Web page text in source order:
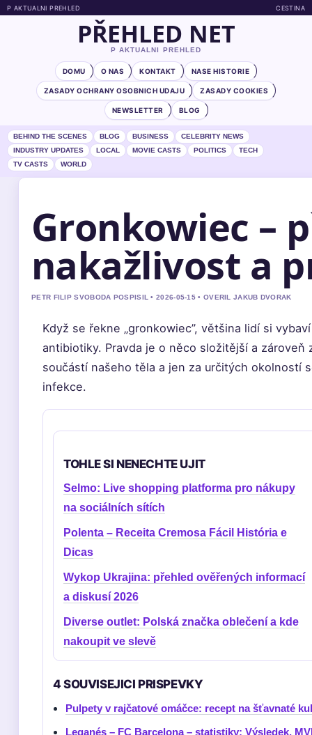
P AKTUALNI PREHLED CESTINA
PŘEHLED NET
P AKTUALNI PREHLED
DOMU O NAS KONTAKT NASE HISTORIE
ZASADY OCHRANY OSOBNICH UDAJU ZASADY COOKIES
NEWSLETTER BLOG
BEHIND THE SCENES BLOG BUSINESS
CELEBRITY NEWS
INDUSTRY UPDATES
LOCAL MOVIE CASTS POLITICS
TECH
TV CASTS
WORLD
Gronkowiec –
nakažlivost a
PETR FILIP SVOBODA POSPISIL • 2026-05-15 • OVERIL JAKUB DVORAK
Když se řekne „gronkowiec”, většina lidí si
antibiotiky. Pravda je o něco složitější a
součástí našeho těla a jen za určitých okolností
infekce.
TOHLE SI NENECHTE UJIT
Selmo: Live shopping platforma pro nákupy
na sociálních sítích
Polenta – Receita Cremosa Fácil História e
Dicas
Wykop Ukrajina: přehled ověřených informací
a diskusí 2026
Diverse outlet: Polská značka oblečení a kde
nakoupit ve slevě
4 SOUVISEJICI PRISPEVKY
Pulpety v rajčatové omáčce: recept na šťavnaté
Leganés – FC Barcelona – statistiky: Výsledek,